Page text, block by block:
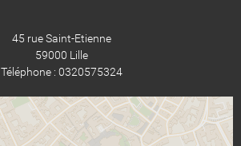
45 rue Saint-Etienne
59000 Lille
Téléphone : 0320575324